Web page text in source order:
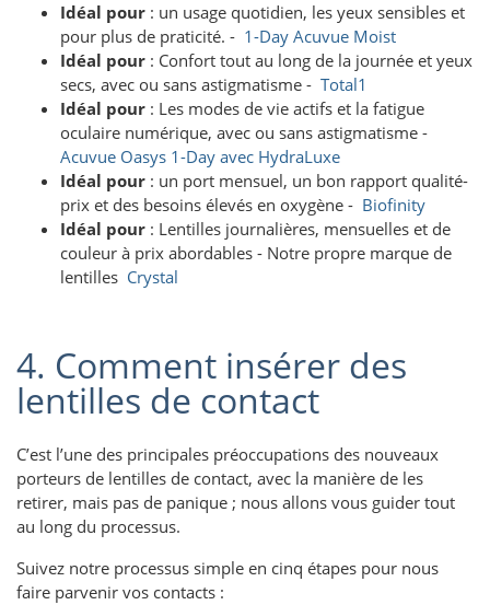
Idéal pour : un usage quotidien, les yeux sensibles et
pour plus de praticité. - 1-Day Acuvue Moist
Idéal pour : Confort tout au long de la journée et yeux
secs, avec ou sans astigmatisme - Total1
Idéal pour : Les modes de vie actifs et la fatigue
oculaire numérique, avec ou sans astigmatisme -
Acuvue Oasys 1-Day avec HydraLuxe
Idéal pour : un port mensuel, un bon rapport qualité-
prix et des besoins élevés en oxygène - Biofinity
Idéal pour : Lentilles journalières, mensuelles et de
couleur à prix abordables - Notre propre marque de
lentilles Crystal
4. Comment insérer des
lentilles de contact
C’est l’une des principales préoccupations des nouveaux
porteurs de lentilles de contact, avec la manière de les
retirer, mais pas de panique ; nous allons vous guider tout
au long du processus.
Suivez notre processus simple en cinq étapes pour nous
faire parvenir vos contacts :